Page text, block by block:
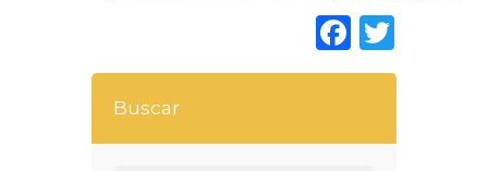
Buscar